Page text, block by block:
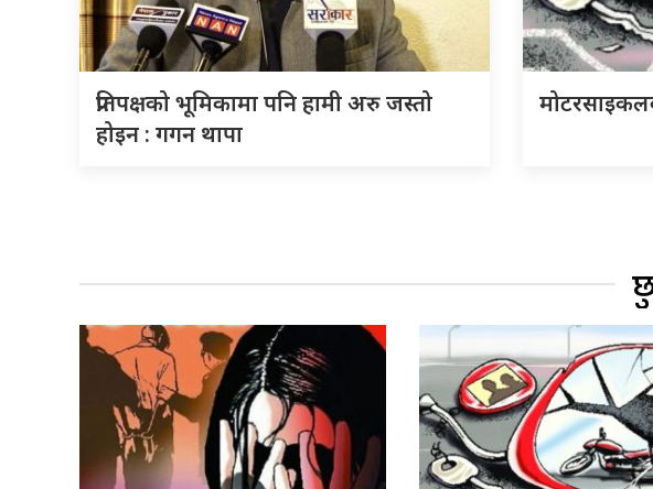
प्रतिपक्षको भूमिकामा पनि हामी अरु जस्तो
होइन : गगन थापा